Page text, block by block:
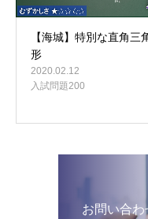
【海城】特別な直角三
形
2020.02.12
入試問題200
お問い合わ